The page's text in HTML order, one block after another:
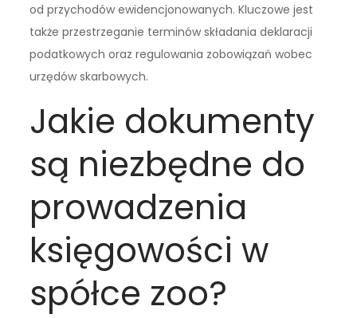
od przychodów ewidencjonowanych. Kluczowe jest
także przestrzeganie terminów składania deklaracji
podatkowych oraz regulowania zobowiązań wobec
urzędów skarbowych.
Jakie dokumenty
są niezbędne do
prowadzenia
księgowości w
spółce zoo?